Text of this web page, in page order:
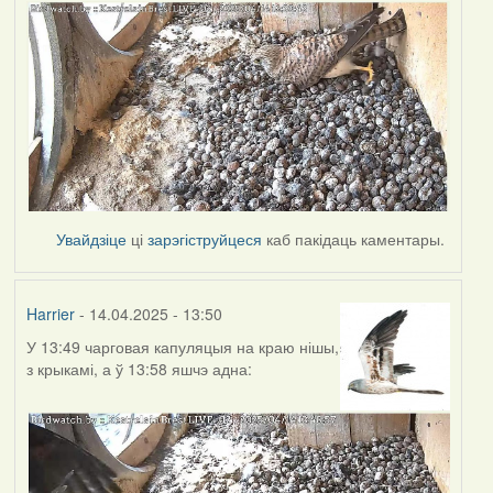
Увайдзіце цізарэгіструйцеся каб пакідаць каментары.
Harrier- 14.04.2025 - 13:50
У 13:49 чарговая капуляцыя на краю нішы,
з крыкамі, а ў 13:58 яшчэ адна: